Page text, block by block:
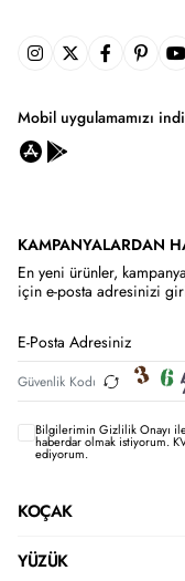
Mobil uygulamamızı
KAMPANYALARDAN
En yeni ürünler,
için e-posta adresinizi
Bilgilerimin Gizlilik Onayı
haberdar olmak istiyorum.
ediyorum.
KOÇAK
YÜZÜK